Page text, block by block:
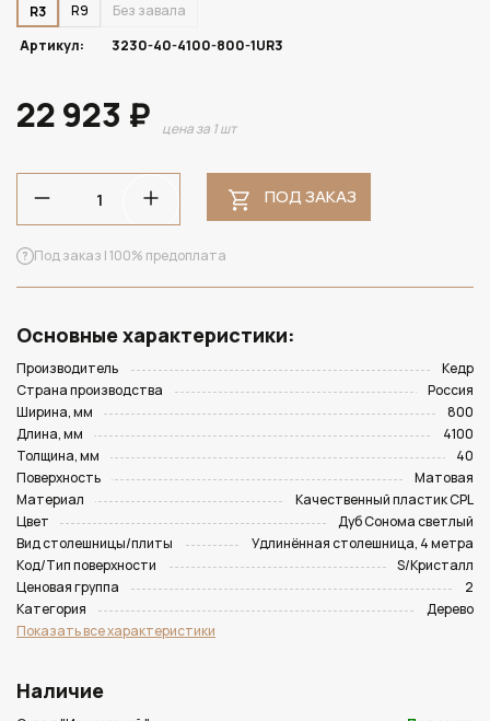
R3
R9
Без завала
Артикул:
3230-40-4100-800-1UR3
22 923 ₽ цена за 1 шт
ПОД ЗАКАЗ
Под заказ | 100% предоплата
Основные характеристики:
Производитель
Кедр
Страна производства
Россия
Ширина, мм
800
Длина, мм
4100
Толщина, мм
40
Поверхность
Матовая
Материал
Качественный пластик CPL
Цвет
Дуб Сонома светлый
Вид столешницы/плиты
Удлинённая столешница, 4 метра
Код/Тип поверхности
S/Кристалл
Ценовая группа
2
Категория
Дерево
Показать все характеристики
Наличие